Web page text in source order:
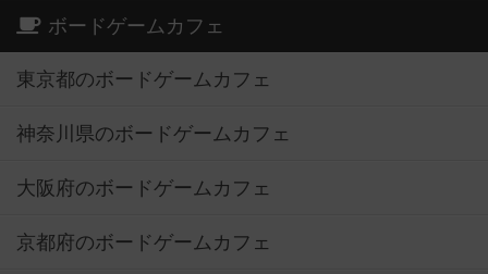
ボードゲームカフェ
東京都のボードゲームカフェ
神奈川県のボードゲームカフェ
大阪府のボードゲームカフェ
京都府のボードゲームカフェ